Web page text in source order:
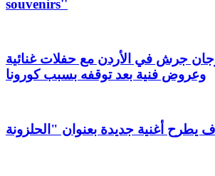
souvenirs''
جرش في الأردن مع حفلات غنائية
وعروض فنية بعد توقفه بسبب كورونا